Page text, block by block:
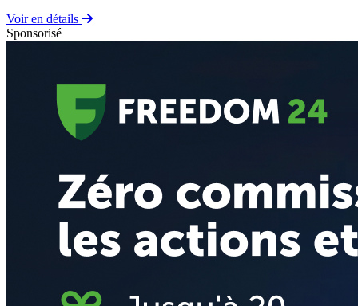
Voir en détails
Sponsorisé